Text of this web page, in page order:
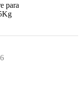
para